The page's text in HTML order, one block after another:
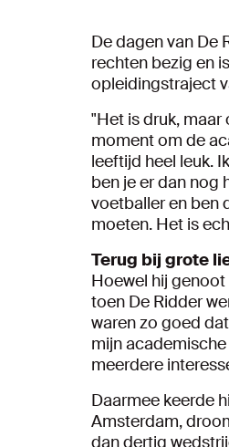
De dagen van De
rechten bezig en
opleidingstraject
"Het is druk, maar
moment om de
leeftijd heel leuk.
ben je er dan nog
voetballer en ben
moeten. Het is
Terug bij grote
Hoewel hij genoot
toen De Ridder
waren zo goed
mijn
meerdere
Daarmee keerde
Amsterdam,
dan dertig